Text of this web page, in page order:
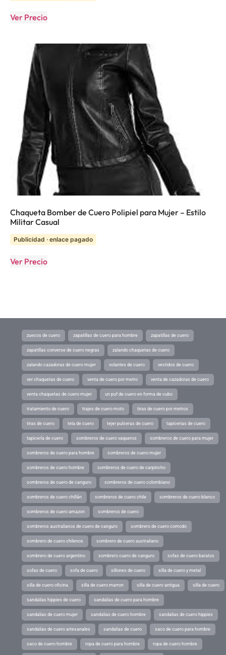
Ver Precio
Chaqueta Bomber de Cuero Polipiel para Mujer – Estilo
Militar Casual
Publicidad · enlace pagado
Ver Precio
zuecos de cuero zapatillas de cuero para hombre zapatillas de cuero
zapatillas converse de cuero negras zalando chaquetas de cuero
zalando cazadoras de cuero mujer volantes de cuero vestidos de cuero
ver chaquetas de cuero venta de cuero por metro venta de cazadoras de cuero
venta chaquetas de cuero mujer un puf de cuero en forma de cubo
tratamiento de cuero trajes de cuero moto tiras de cuero por metros
tiras de cuero tela de cuero tejer pulseras de cuero tapicerias de cuero
tapicería de cuero sombreros de cuero vaqueros sombreros de cuero para mujer
sombreros de cuero para hombre sombreros de cuero mujer
sombreros de cuero hombre sombreros de cuero de carpincho
sombreros de cuero de canguro sombreros de cuero colombiano
sombreros de cuero chillán sombreros de cuero chile sombreros de cuero blanco
sombreros de cuero amazon sombreros de cuero
sombreros australianos de cuero de canguro sombrero de cuero comodo
sombrero de cuero chilenos sombrero de cuero australiano
sombrero de cuero argentino sombrero cuero de canguro sofas de cuero baratos
sofas de cuero sofa de cuero sillones de cuero silla de cuero y metal
silla de cuero oficina silla de cuero marron silla de cuero antigua silla de cuero
sandalias hippies de cuero sandalias de cuero para hombre
sandalias de cuero mujer sandalias de cuero hombre sandalias de cuero hippies
sandalias de cuero artesanales sandalias de cuero saco de cuero para hombre
saco de cuero hombre ropa de cuero para hombre ropa de cuero hombre